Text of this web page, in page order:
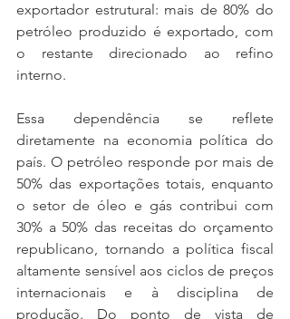
exportador estrutural: mais de 80% do
petróleo produzido é exportado, com
o restante direcionado ao refino
interno.
Essa dependência se reflete
diretamente na economia política do
país. O petróleo responde por mais de
50% das exportações totais, enquanto
o setor de óleo e gás contribui com
30% a 50% das receitas do orçamento
republicano, tornando a política fiscal
altamente sensível aos ciclos de preços
internacionais e à disciplina de
produção. Do ponto de vista de